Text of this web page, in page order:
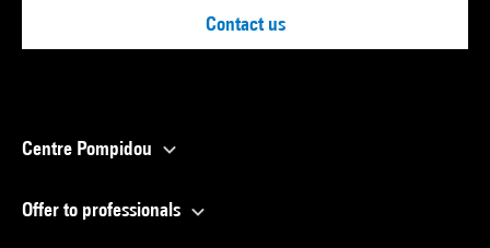
d’objets ; en partie une autobiographie, en partie l’histoire
d’un artefact
Contact us
Centre Pompidou
Offer to professionals